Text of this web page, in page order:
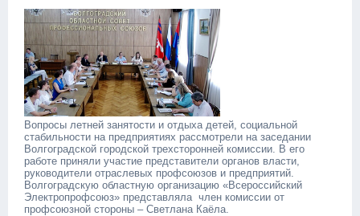
Вопросы летней занятости и отдыха детей, социальной
стабильности на предприятиях рассмотрели на заседании
Волгоградской городской трехсторонней комиссии. В его
работе приняли участие представители органов власти,
руководители отраслевых профсоюзов и предприятий.
Волгоградскую областную организацию «Всероссийский
Электропрофсоюз» представляла член комиссии от
профсоюзной стороны – Светлана Каёла.